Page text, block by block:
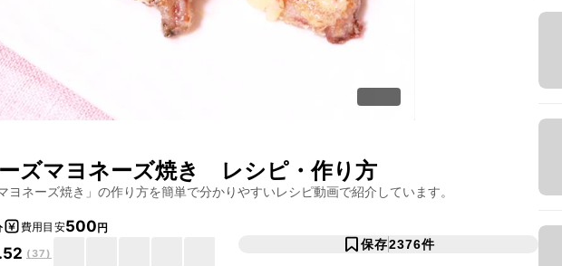
ズマヨネーズ焼き レシピ・作り方
ヨネーズ焼き 」の作り方を簡単で分かりやすいレシピ動画で紹介しています。
費用目安500円
( 37)
保存2376件